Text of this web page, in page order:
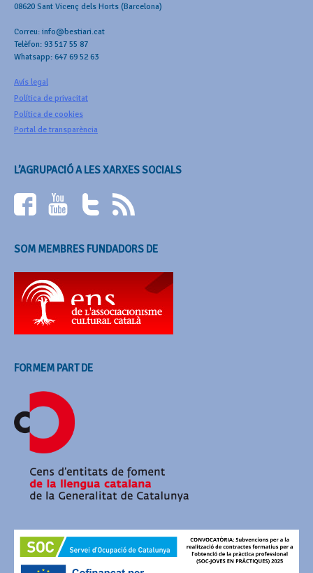
08620 Sant Vicenç dels Horts (Barcelona)
Correu: info@bestiari.cat
Telèfon: 93 517 55 87
Whatsapp: 647 69 52 63
Avís legal
Política de privacitat
Política de cookies
Portal de transparència
L’AGRUPACIÓ A LES XARXES SOCIALS
SOM MEMBRES FUNDADORS DE
FORMEM PART DE